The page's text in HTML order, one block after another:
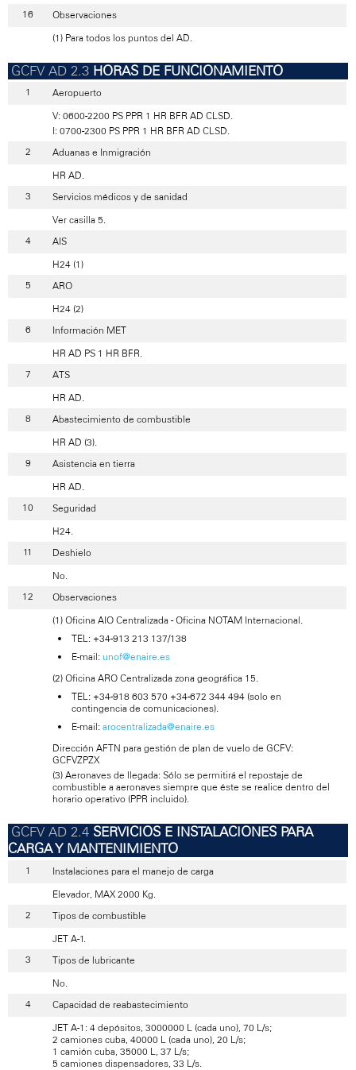
Observaciones
(1) Para todos los puntos del AD.
HORAS DE FUNCIONAMIENTO
Aeropuerto
V: 0600-2200 PS PPR 1 HR BFR AD CLSD.
I: 0700-2300 PS PPR 1 HR BFR AD CLSD.
Aduanas e Inmigración
HR AD.
Servicios médicos y de sanidad
Ver casilla 5.
AIS
H24 (1)
ARO
H24 (2)
Información MET
HR AD PS 1 HR BFR.
ATS
HR AD.
Abastecimiento de combustible
HR AD (3).
Asistencia en tierra
HR AD.
Seguridad
H24.
Deshielo
No.
Observaciones
(1) Oficina AIO Centralizada - Oficina NOTAM Internacional.
TEL: +34-913 213 137/138
E-mail: unof@enaire.es
(2) Oficina ARO Centralizada zona geográfica 15.
TEL: +34-918 603 570 +34-672 344 494 (solo en
contingencia de comunicaciones).
E-mail: arocentralizada@enaire.es
Dirección AFTN para gestión de plan de vuelo de GCFV:
GCFVZPZX
(3) Aeronaves de llegada: Sólo se permitirá el repostaje de
combustible a aeronaves siempre que éste se realice dentro del
horario operativo (PPR incluido).
SERVICIOS E INSTALACIONES PARA
CARGA Y MANTENIMIENTO
Instalaciones para el manejo de carga
Elevador, MAX 2000 Kg.
Tipos de combustible
JET A-1.
Tipos de lubricante
No.
Capacidad de reabastecimiento
JET A-1: 4 depósitos, 3000000 L (cada uno), 70 L/s;
2 camiones cuba, 40000 L (cada uno), 20 L/s;
1 camión cuba, 35000 L, 37 L/s;
5 camiones dispensadores, 33 L/s.